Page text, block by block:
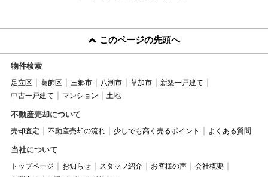
このページの先頭へ
物件検索
足立区 葛飾区 三郷市 八潮市 草加市
新築一戸建て
中古一戸建て
マンション 土地
不動産売却について
売却査定 不動産売却の流れ 少しでも高く売るポイント よくある質問
当社について
トップページ お知らせ スタッフ紹介 お客様の声
会社概要